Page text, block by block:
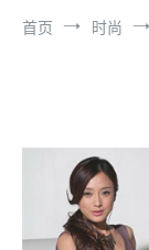
首页 时尚